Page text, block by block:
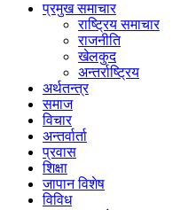
प्रमुख समाचार
राष्ट्रिय समाचार
राजनीति
खेलकुद
अन्तर्राष्ट्रिय
अर्थतन्त्र
समाज
विचार
अन्तर्वार्ता
प्रवास
शिक्षा
जापान विशेष
विविध